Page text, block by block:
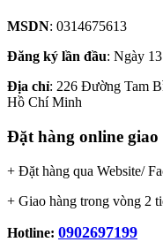
MSDN: 0314675613
Đăng ký lần đầu: Ngày
Địa chỉ: 226 Đường Tam
Hồ Chí Minh
Đặt hàng online
+ Đặt hàng qua Website/
+ Giao hàng trong vòng 2
Hotline: 0902697199